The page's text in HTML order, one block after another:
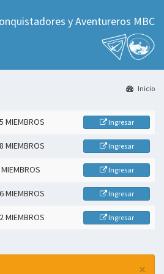
y Aventureros MBC
Inicio
MIEMBROS Ingresar
MIEMBROS Ingresar
Ingresar
MIEMBROS Ingresar
MIEMBROS Ingresar
×